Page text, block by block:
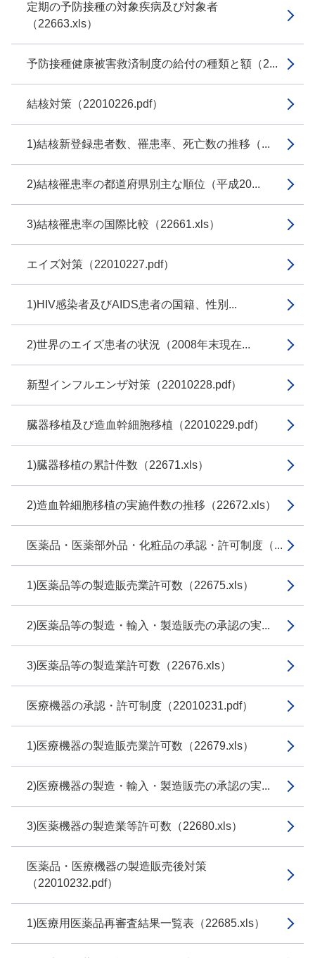
定期の予防接種の対象疾病及び対象者
（22663.xls）
予防接種健康被害救済制度の給付の種類と額（2...
結核対策（22010226.pdf）
1)結核新登録患者数、罹患率、死亡数の推移（...
2)結核罹患率の都道府県別主な順位（平成20...
3)結核罹患率の国際比較（22661.xls）
エイズ対策（22010227.pdf）
1)HIV感染者及びAIDS患者の国籍、性別...
2)世界のエイズ患者の状況（2008年末現在...
新型インフルエンザ対策（22010228.pdf）
臓器移植及び造血幹細胞移植（22010229.pdf）
1)臓器移植の累計件数（22671.xls）
2)造血幹細胞移植の実施件数の推移（22672.xls）
医薬品・医薬部外品・化粧品の承認・許可制度（...
1)医薬品等の製造販売業許可数（22675.xls）
2)医薬品等の製造・輸入・製造販売の承認の実...
3)医薬品等の製造業許可数（22676.xls）
医療機器の承認・許可制度（22010231.pdf）
1)医療機器の製造販売業許可数（22679.xls）
2)医療機器の製造・輸入・製造販売の承認の実...
3)医薬機器の製造業等許可数（22680.xls）
医薬品・医療機器の製造販売後対策
（22010232.pdf）
1)医療用医薬品再審査結果一覧表（22685.xls）